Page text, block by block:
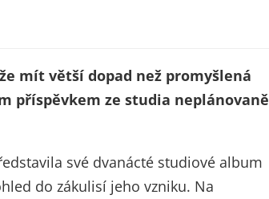
mít větší dopad než promyšlená
příspěvkem ze studia neplánovaně
své dvanácté studiové album
do zákulisí jeho vzniku. Na